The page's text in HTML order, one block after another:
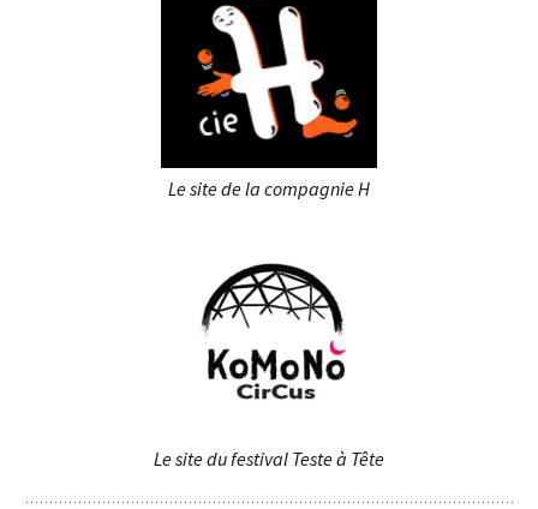
Le site de la compagnie H
Le site du festival Teste à Tête